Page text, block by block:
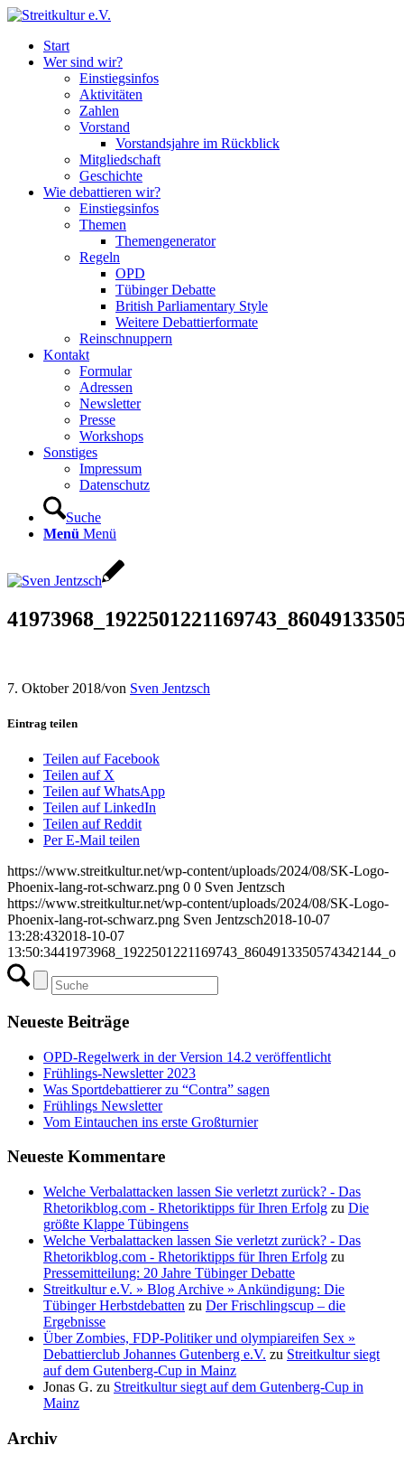
Start
Wer sind wir?
Einstiegsinfos
Aktivitäten
Zahlen
Vorstand
Vorstandsjahre im Rückblick
Mitgliedschaft
Geschichte
Wie debattieren wir?
Einstiegsinfos
Themen
Themengenerator
Regeln
OPD
Tübinger Debatte
British Parliamentary Style
Weitere Debattierformate
Reinschnuppern
Kontakt
Formular
Adressen
Newsletter
Presse
Workshops
Sonstiges
Impressum
Datenschutz
Suche
Menü Menü
7. Oktober 2018/von Sven Jentzsch
Eintrag teilen
Teilen auf Facebook
Teilen auf X
Teilen auf WhatsApp
Teilen auf LinkedIn
Teilen auf Reddit
Per E-Mail teilen
https://www.streitkultur.net/wp-content/uploads/2024/08/SK-Logo-
Phoenix-lang-rot-schwarz.png 0 0 Sven Jentzsch
https://www.streitkultur.net/wp-content/uploads/2024/08/SK-Logo-
Phoenix-lang-rot-schwarz.png Sven Jentzsch2018-10-07
13:28:432018-10-07
13:50:3441973968_1922501221169743_8604913350574342144_o
Neueste Beiträge
OPD-Regelwerk in der Version 14.2 veröffentlicht
Frühlings-Newsletter 2023
Was Sportdebattierer zu “Contra” sagen
Frühlings Newsletter
Vom Eintauchen ins erste Großturnier
Neueste Kommentare
Welche Verbalattacken lassen Sie verletzt zurück? - Das
Rhetorikblog.com - Rhetoriktipps für Ihren Erfolg zu Die
größte Klappe Tübingens
Welche Verbalattacken lassen Sie verletzt zurück? - Das
Rhetorikblog.com - Rhetoriktipps für Ihren Erfolg zu
Pressemitteilung: 20 Jahre Tübinger Debatte
Streitkultur e.V. » Blog Archive » Ankündigung: Die
Tübinger Herbstdebatten zu Der Frischlingscup – die
Ergebnisse
Über Zombies, FDP-Politiker und olympiareifen Sex »
Debattierclub Johannes Gutenberg e.V. zu Streitkultur siegt
auf dem Gutenberg-Cup in Mainz
Jonas G. zu Streitkultur siegt auf dem Gutenberg-Cup in
Mainz
Archiv